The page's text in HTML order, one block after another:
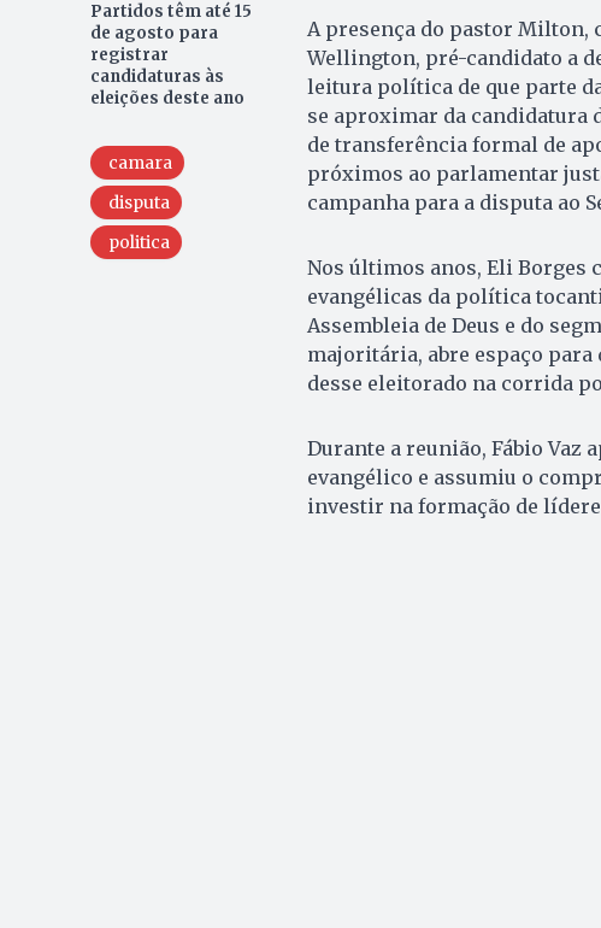
Partidos têm até 15
de agosto para
registrar
candidaturas às
eleições deste ano
camara
disputa
politica
A presença do pastor Milton,
Wellington, pré-candidato a
leitura política de que parte
se aproximar da candidatura
de transferência formal de
próximos ao parlamentar
campanha para a disputa ao
Nos últimos anos, Eli Borges
evangélicas da política
Assembleia de Deus e do
majoritária, abre espaço para
desse eleitorado na corrida
Durante a reunião, Fábio Vaz
evangélico e assumiu o
investir na formação de